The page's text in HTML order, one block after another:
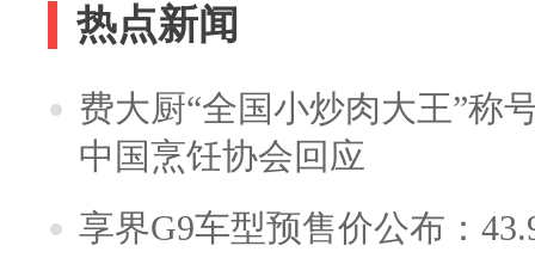
热点新闻
费大厨“全国小炒肉大王”称
中国烹饪协会回应
享界G9车型预售价公布：